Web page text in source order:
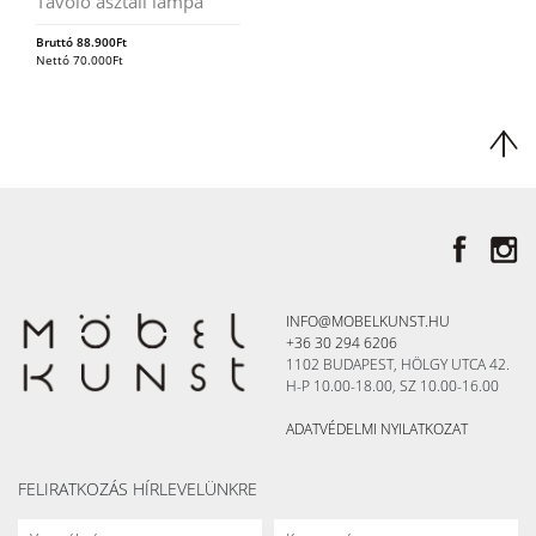
Bruttó 88.900Ft
Nettó 70.000Ft
INFO@MOBELKUNST.HU
+36 30 294 6206
1102 BUDAPEST, HÖLGY UTCA 42.
H-P 10.00-18.00, SZ 10.00-16.00
ADATVÉDELMI NYILATKOZAT
FELIRATKOZÁS HÍRLEVELÜNKRE